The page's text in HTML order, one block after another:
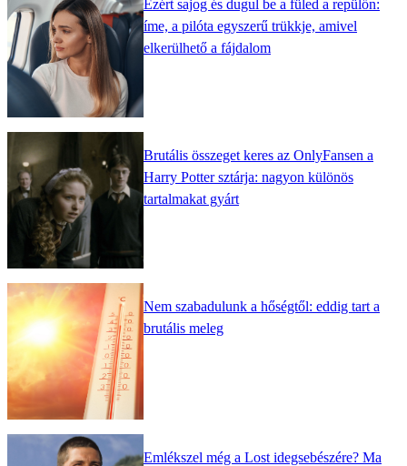
Ezért sajog és dugul be a füled a repülőn:
íme, a pilóta egyszerű trükkje, amivel
elkerülhető a fájdalom
Brutális összeget keres az OnlyFansen a
Harry Potter sztárja: nagyon különös
tartalmakat gyárt
Nem szabadulunk a hőségtől: eddig tart a
brutális meleg
Emlékszel még a Lost idegsebészére? Ma